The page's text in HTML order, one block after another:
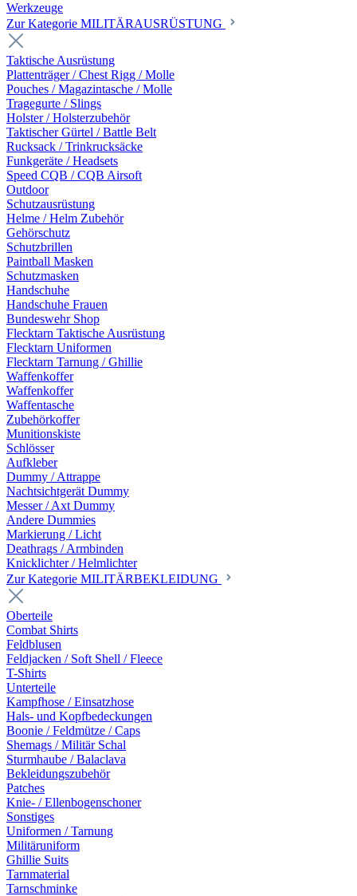
Werkzeuge
Zur Kategorie MILITÄRAUSRÜSTUNG
Taktische Ausrüstung
Plattenträger / Chest Rigg / Molle
Pouches / Magazintasche / Molle
Tragegurte / Slings
Holster / Holsterzubehör
Taktischer Gürtel / Battle Belt
Rucksack / Trinkrucksäcke
Funkgeräte / Headsets
Speed CQB / CQB Airsoft
Outdoor
Schutzausrüstung
Helme / Helm Zubehör
Gehörschutz
Schutzbrillen
Paintball Masken
Schutzmasken
Handschuhe
Handschuhe Frauen
Bundeswehr Shop
Flecktarn Taktische Ausrüstung
Flecktarn Uniformen
Flecktarn Tarnung / Ghillie
Waffenkoffer
Waffenkoffer
Waffentasche
Zubehörkoffer
Munitionskiste
Schlösser
Aufkleber
Dummy / Attrappe
Nachtsichtgerät Dummy
Messer / Axt Dummy
Andere Dummies
Markierung / Licht
Deathrags / Armbinden
Knicklichter / Helmlichter
Zur Kategorie MILITÄRBEKLEIDUNG
Oberteile
Combat Shirts
Feldblusen
Feldjacken / Soft Shell / Fleece
T-Shirts
Unterteile
Kampfhose / Einsatzhose
Hals- und Kopfbedeckungen
Boonie / Feldmütze / Caps
Shemags / Militär Schal
Sturmhaube / Balaclava
Bekleidungszubehör
Patches
Knie- / Ellenbogenschoner
Sonstiges
Uniformen / Tarnung
Militäruniform
Ghillie Suits
Tarnmaterial
Tarnschminke